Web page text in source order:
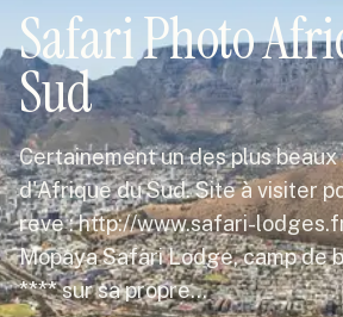
Safari Photo
Sud
Certainement un des plus
d'Afrique du Sud. Site à visiter
reve : http://www.safari-
Mopaya Safari Lodge, camp de
**** sur sa propre…